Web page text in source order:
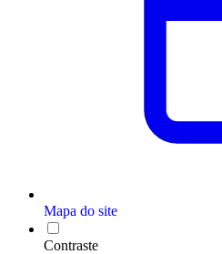
Mapa do site
Contraste